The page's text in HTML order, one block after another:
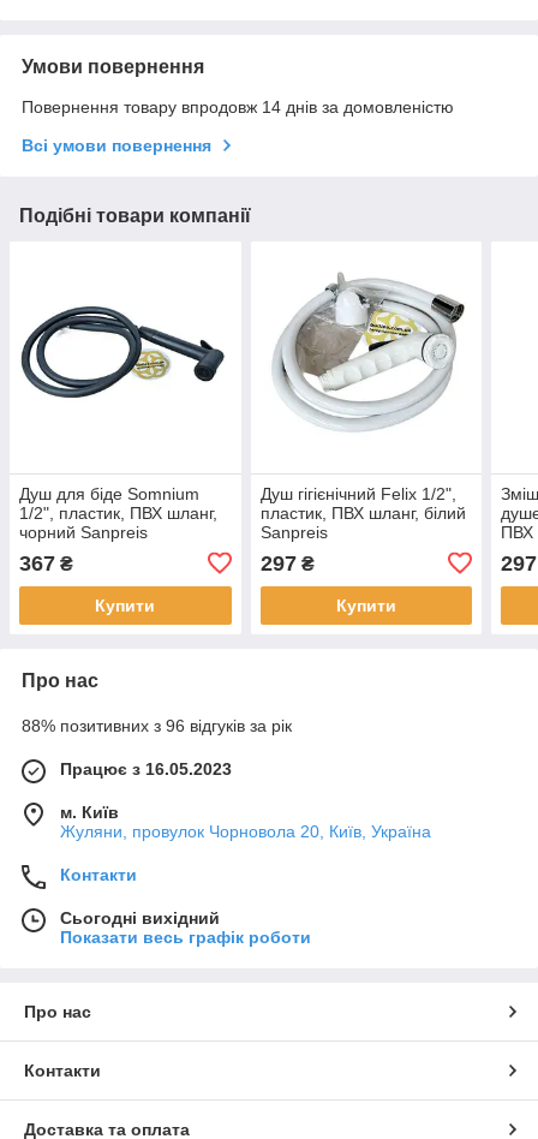
Умови повернення
Повернення товару впродовж 14 днів за домовленістю
Всі умови повернення
Подібні товари компанії
Душ для біде Somnium
1/2", пластик, ПВХ шланг,
чорний Sanpreis
367 ₴
Купити
Душ гігієнічний Felix 1/2",
пластик, ПВХ шланг, білий
Sanpreis
297₴
Купити
ПВХ
297
Про нас
88% позитивних з 96 відгуків за рік
Працює з 16.05.2023
м. Київ
Жуляни, провулок Чорновола 20, Київ, Україна
Контакти
Сьогодні вихідний
Показати весь графік роботи
Про нас
Контакти
Доставка та оплата